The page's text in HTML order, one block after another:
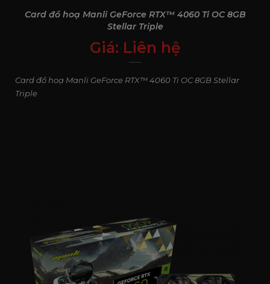
Card đồ hoạ Manli GeForce RTX™ 4060 Ti OC 8GB
Stellar Triple
Giá: Liên hệ
0₫
Card đồ hoạ Manli GeForce RTX™ 4060 Ti OC 8GB Stellar
Triple